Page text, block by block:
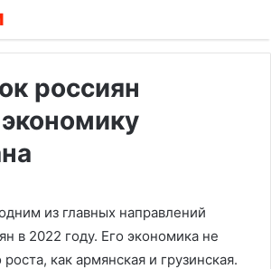
россиян
из главных направлений
в 2022 году. Его экономика не
роста, как армянская и грузинская.